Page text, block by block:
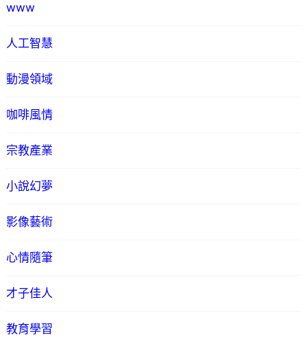
www
人工智慧
動漫領域
咖啡風情
宗教產業
小說幻夢
影像藝術
心情隨筆
才子佳人
教育學習